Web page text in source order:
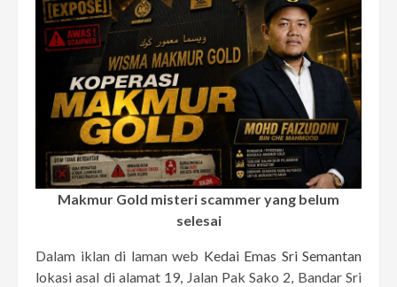
Makmur Gold misteri scammer yang belum
selesai
Dalam iklan di laman web Kedai Emas Sri Semantan
lokasi asal di alamat 19, Jalan Pak Sako 2, Bandar Sri